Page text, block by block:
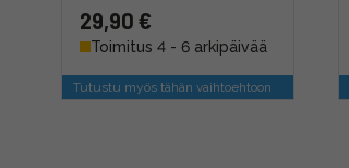
29,90 €
Toimitus 4 - 6 arkipäivää
Tutustu myös tähän vaihtoehtoon